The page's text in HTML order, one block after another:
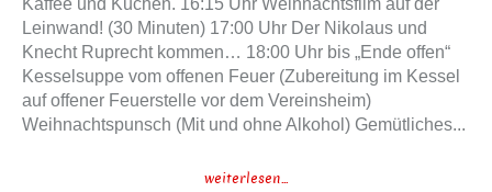
Kaffee und Kuchen. 16:15 Uhr Weihnachtsfilm auf der
Leinwand! (30 Minuten) 17:00 Uhr Der Nikolaus und
Knecht Ruprecht kommen… 18:00 Uhr bis „Ende offen“
Kesselsuppe vom offenen Feuer (Zubereitung im Kessel
auf offener Feuerstelle vor dem Vereinsheim)
Weihnachtspunsch (Mit und ohne Alkohol) Gemütliches...
weiterlesen...